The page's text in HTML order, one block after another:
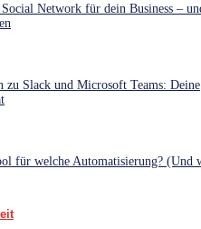
Network für dein Business –
zu Slack und Microsoft Teams: Deine
für welche Automatisierung? (Und